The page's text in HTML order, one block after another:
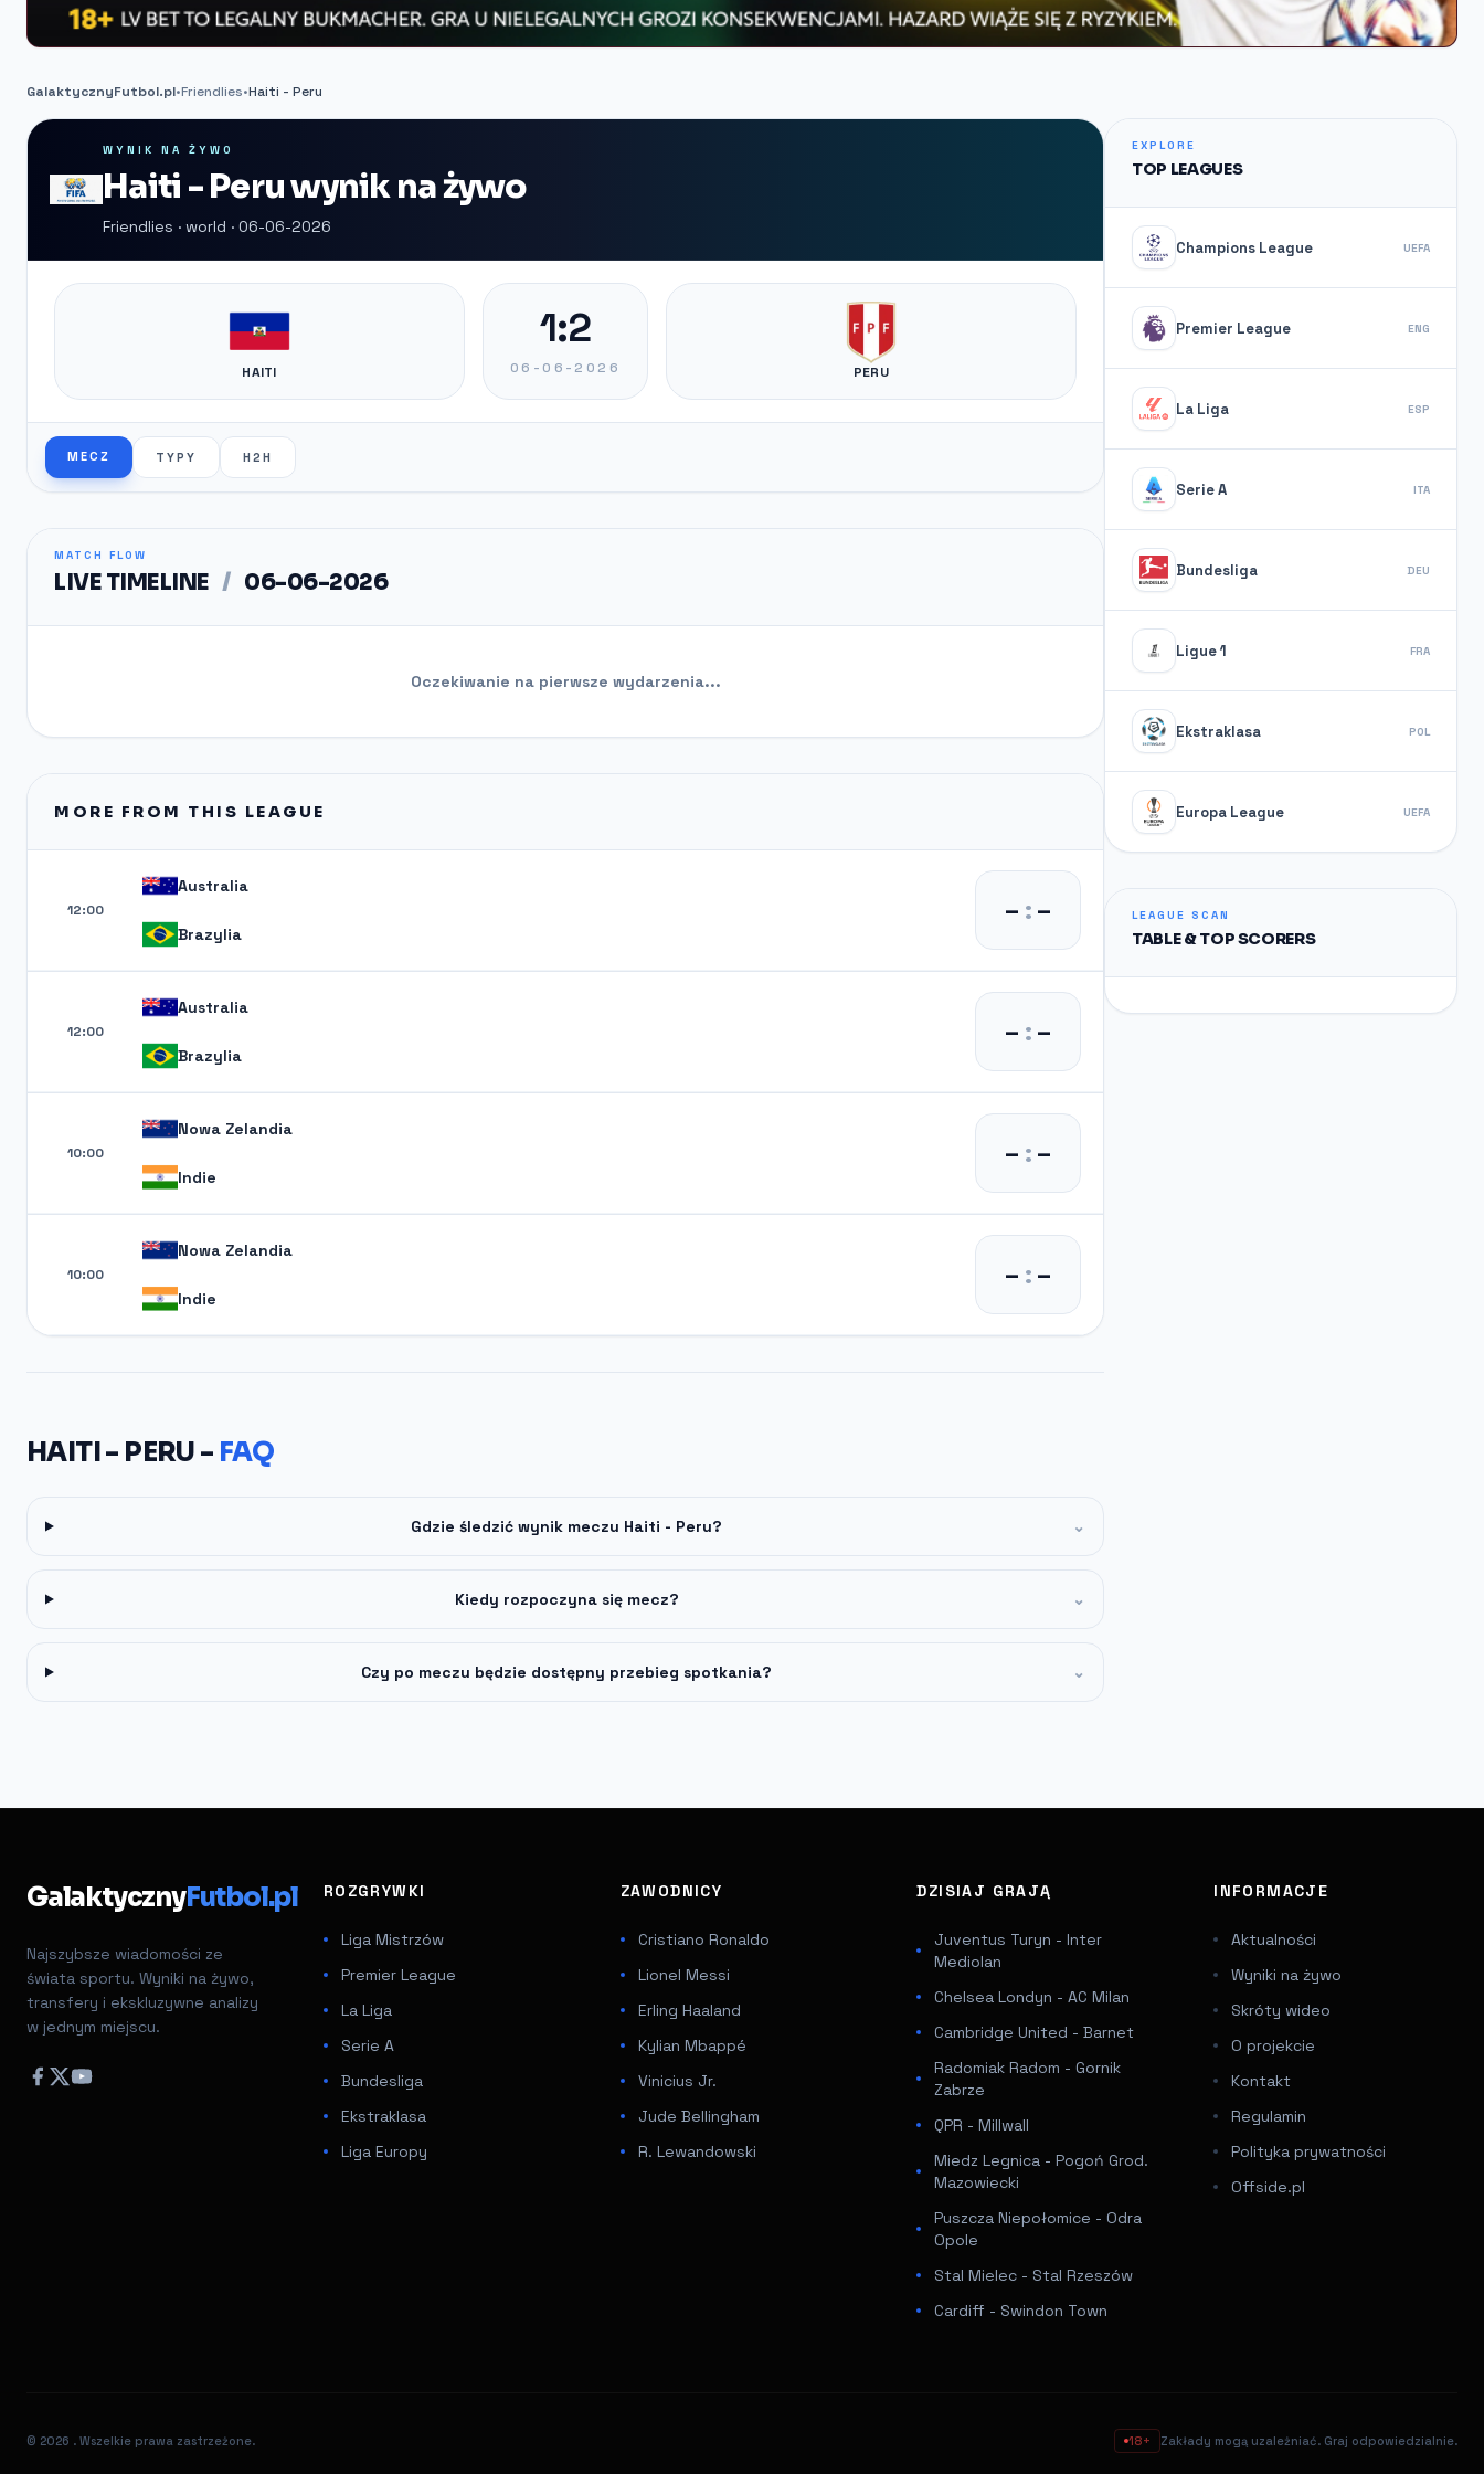
GalaktycznyFutbol.pl•Friendlies•Haiti - Peru
WYNIK NA ŻYWO
Haiti - Peru wynik na żywo
Friendlies · world · 06-06-2026
HAITI
1:2
06-06-2026 PERU
MECZ TYPY H2H
MATCH FLOW
LIVE TIMELINE / 06-06-2026
Oczekiwanie na pierwsze wydarzenia...
MORE FROM THIS LEAGUE
12:00
Australia
Brazylia
– :–
12:00
Australia
Brazylia
– :–
10:00
Nowa Zelandia
Indie
– :–
10:00
Nowa Zelandia
Indie
– :–
HAITI - PERU - FAQ
Gdzie śledzić wynik meczu Haiti - Peru? ⌄
Kiedy rozpoczyna się mecz? ⌄
Czy po meczu będzie dostępny przebieg spotkania? ⌄
EXPLORE
TOP LEAGUES
Champions League UEFA
Premier League ENG
La Liga ESP
Serie A ITA
Bundesliga DEU
Ligue 1 FRA
Ekstraklasa POL
Europa League UEFA
LEAGUE SCAN
TABLE & TOP SCORERS
GalaktycznyFutbol.pl
Najszybsze wiadomości ze
świata sportu. Wyniki na żywo,
transfery i ekskluzywne analizy
w jednym miejscu.
ROZGRYWKI
Liga Mistrzów
Premier League
La Liga
Serie A
Bundesliga
Ekstraklasa
Liga Europy
ZAWODNICY
Cristiano Ronaldo
Lionel Messi
Erling Haaland
Kylian Mbappé
Vinicius Jr.
Jude Bellingham
R. Lewandowski
DZISIAJ GRAJĄ
Juventus Turyn - Inter
Mediolan
Chelsea Londyn - AC Milan
Cambridge United - Barnet
Radomiak Radom - Gornik
Zabrze
QPR - Millwall
Miedz Legnica - Pogoń Grod.
Mazowiecki
Puszcza Niepołomice - Odra
Opole
Stal Mielec - Stal Rzeszów
Cardiff - Swindon Town
INFORMACJE
Aktualności
Wyniki na żywo
Skróty wideo
O projekcie
Kontakt
Regulamin
Polityka prywatności
Offside.pl
© 2026 . Wszelkie prawa zastrzeżone. 18+ Zakłady mogą uzależniać. Graj odpowiedzialnie.